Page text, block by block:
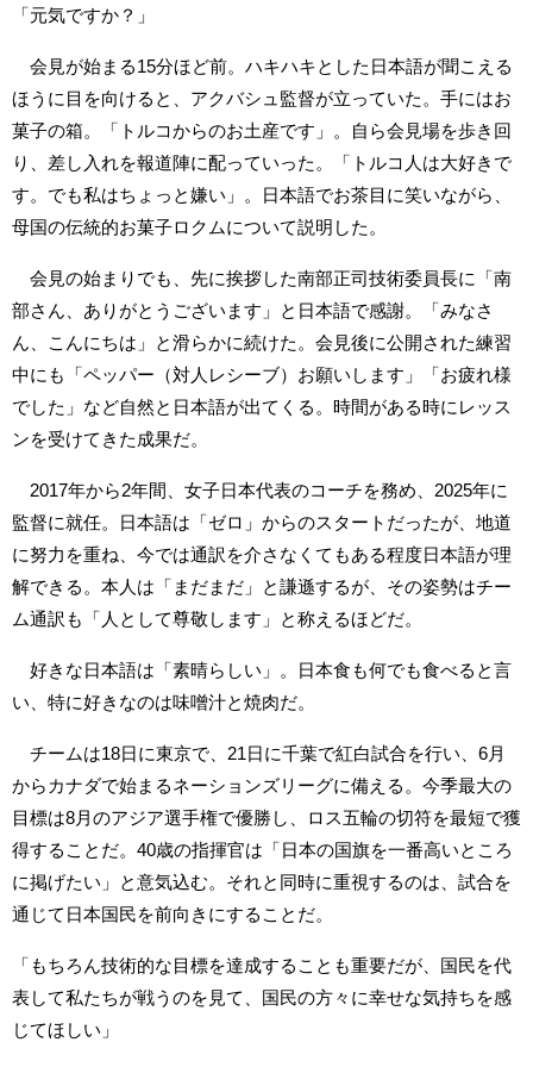
「元気ですか？」
会見が始まる15分ほど前。ハキハキとした日本語が聞こえる
ほうに目を向けると、アクバシュ監督が立っていた。手にはお
菓子の箱。「トルコからのお土産です」。自ら会見場を歩き回
り、差し入れを報道陣に配っていった。「トルコ人は大好きで
す。でも私はちょっと嫌い」。日本語でお茶目に笑いながら、
母国の伝統的お菓子ロクムについて説明した。
会見の始まりでも、先に挨拶した南部正司技術委員長に「南
部さん、ありがとうございます」と日本語で感謝。「みなさ
ん、こんにちは」と滑らかに続けた。会見後に公開された練習
中にも「ペッパー（対人レシーブ）お願いします」「お疲れ様
でした」など自然と日本語が出てくる。時間がある時にレッス
ンを受けてきた成果だ。
2017年から2年間、女子日本代表のコーチを務め、2025年に
監督に就任。日本語は「ゼロ」からのスタートだったが、地道
に努力を重ね、今では通訳を介さなくてもある程度日本語が理
解できる。本人は「まだまだ」と謙遜するが、その姿勢はチー
ム通訳も「人として尊敬します」と称えるほどだ。
好きな日本語は「素晴らしい」。日本食も何でも食べると言
い、特に好きなのは味噌汁と焼肉だ。
チームは18日に東京で、21日に千葉で紅白試合を行い、6月
からカナダで始まるネーションズリーグに備える。今季最大の
目標は8月のアジア選手権で優勝し、ロス五輪の切符を最短で獲
得することだ。40歳の指揮官は「日本の国旗を一番高いところ
に掲げたい」と意気込む。それと同時に重視するのは、試合を
通じて日本国民を前向きにすることだ。
「もちろん技術的な目標を達成することも重要だが、国民を代
表して私たちが戦うのを見て、国民の方々に幸せな気持ちを感
じてほしい」